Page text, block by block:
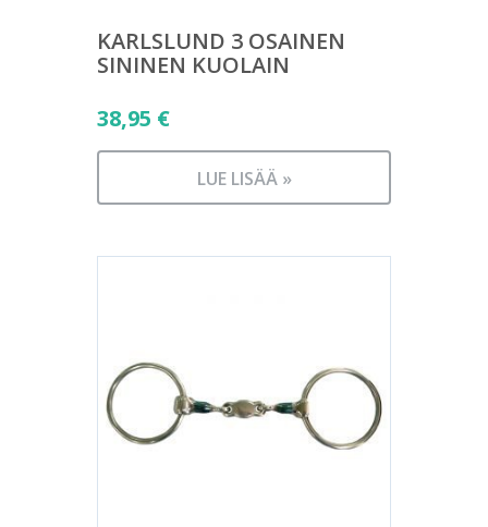
KARLSLUND 3 OSAINEN
SININEN KUOLAIN
38,95 €
LUE LISÄÄ »